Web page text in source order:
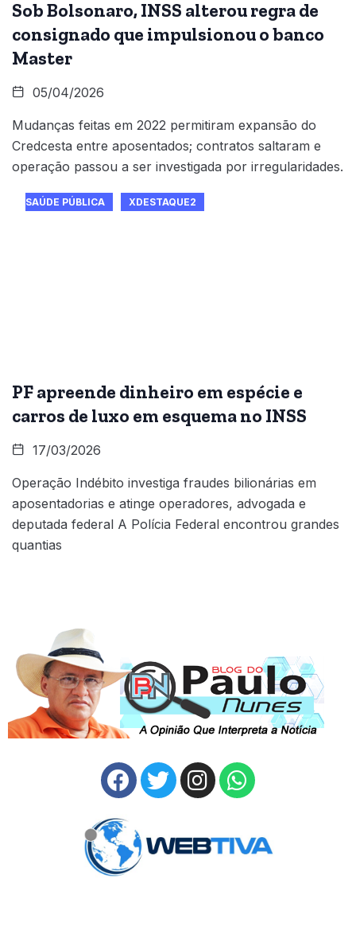
Sob Bolsonaro, INSS alterou regra de
consignado que impulsionou o banco
Master
05/04/2026
Mudanças feitas em 2022 permitiram expansão do
Credcesta entre aposentados; contratos saltaram e
operação passou a ser investigada por irregularidades.
SAÚDE PÚBLICA XDESTAQUE2
PF apreende dinheiro em espécie e
carros de luxo em esquema no INSS
17/03/2026
Operação Indébito investiga fraudes bilionárias em
aposentadorias e atinge operadores, advogada e
deputada federal A Polícia Federal encontrou grandes
quantias